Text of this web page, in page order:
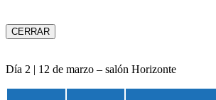
CERRAR
Día 2 | 12 de marzo – salón Horizonte